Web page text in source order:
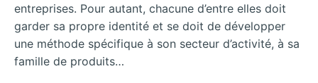
entreprises. Pour autant, chacune d’entre elles doit
garder sa propre identité et se doit de développer
une méthode spécifique à son secteur d’activité, à sa
famille de produits…